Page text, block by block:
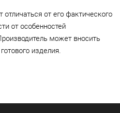
от его фактического
от особенностей
может вносить
изделия.